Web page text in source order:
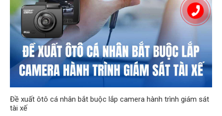
Đề xuất ôtô cá nhân bắt buộc lắp camera hành trình giám sát
tài xế